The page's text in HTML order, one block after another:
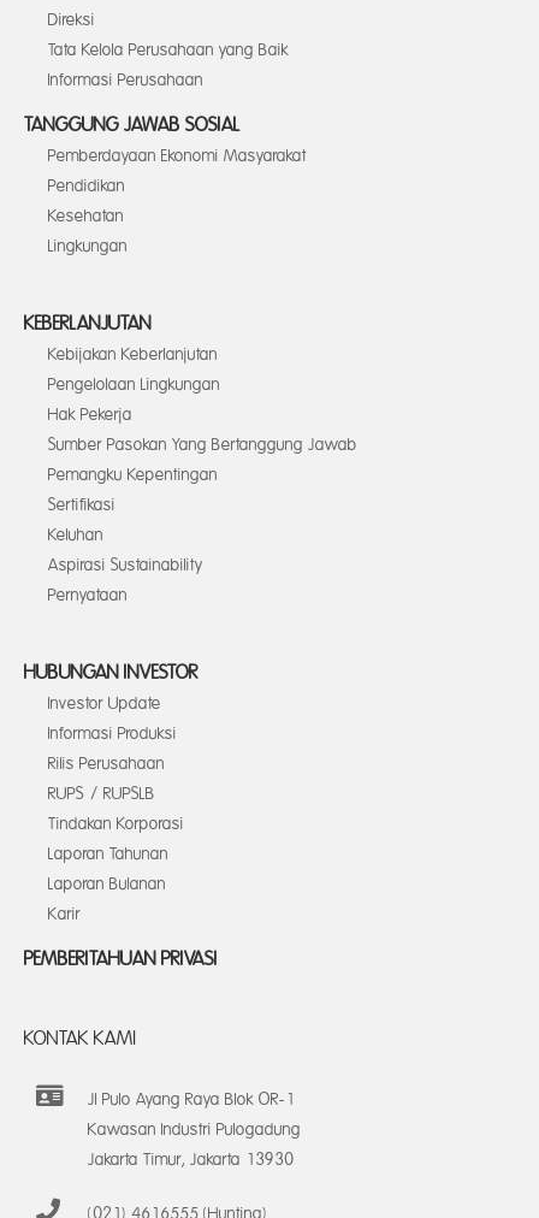
Direksi
Tata Kelola Perusahaan yang Baik
Informasi Perusahaan
TANGGUNG JAWAB SOSIAL
Pemberdayaan Ekonomi Masyarakat
Pendidikan
Kesehatan
Lingkungan
KEBERLANJUTAN
Kebijakan Keberlanjutan
Pengelolaan Lingkungan
Hak Pekerja
Sumber Pasokan Yang Bertanggung Jawab
Pemangku Kepentingan
Sertifikasi
Keluhan
Aspirasi Sustainability
Pernyataan
HUBUNGAN INVESTOR
Investor Update
Informasi Produksi
Rilis Perusahaan
RUPS / RUPSLB
Tindakan Korporasi
Laporan Tahunan
Laporan Bulanan
Karir
PEMBERITAHUAN PRIVASI
KONTAK KAMI
Jl Pulo Ayang Raya Blok OR-1
Kawasan Industri Pulogadung
Jakarta Timur, Jakarta 13930
(021) 4616555 (Hunting)